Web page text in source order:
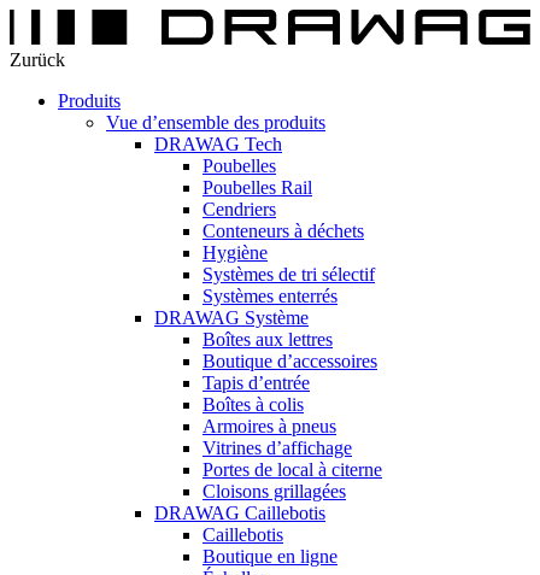
Zurück
Produits
Vue d’ensemble des produits
DRAWAG Tech
Poubelles
Poubelles Rail
Cendriers
Conteneurs à déchets
Hygiène
Systèmes de tri sélectif
Systèmes enterrés
DRAWAG Système
Boîtes aux lettres
Boutique d’accessoires
Tapis d’entrée
Boîtes à colis
Armoires à pneus
Vitrines d’affichage
Portes de local à citerne
Cloisons grillagées
DRAWAG Caillebotis
Caillebotis
Boutique en ligne